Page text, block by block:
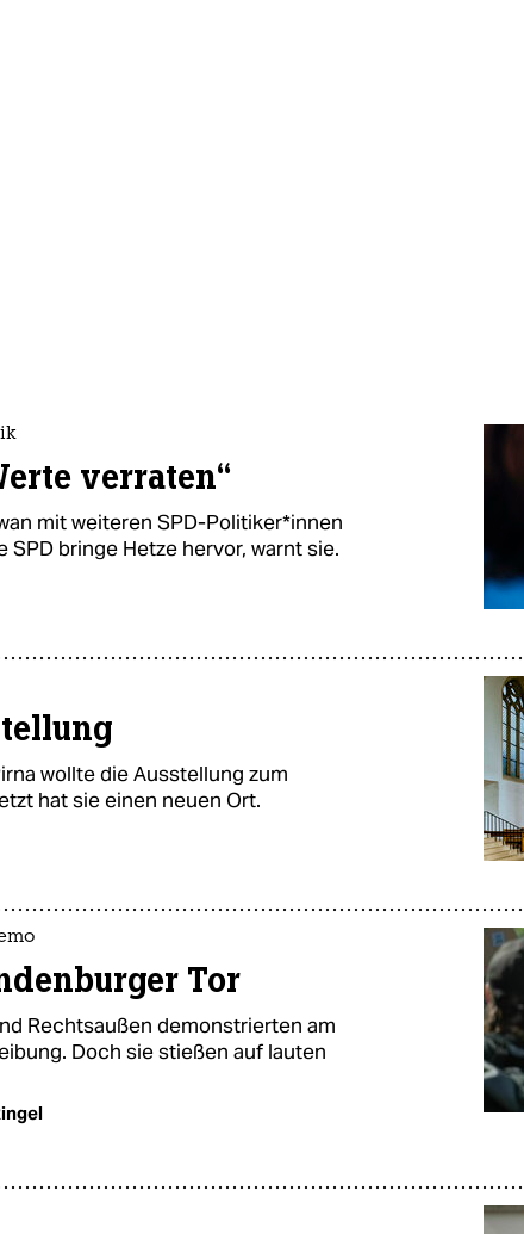
verraten“
mit weiteren SPD-Politiker*innen
bringe Hetze hervor, warnt sie.
wollte die Ausstellung zum
hat sie einen neuen Ort.
Tor
Rechtsaußen demonstrierten am
Doch sie stießen auf lauten